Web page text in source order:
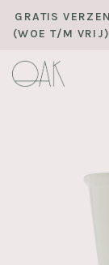
GRATIS
(WOE T/M